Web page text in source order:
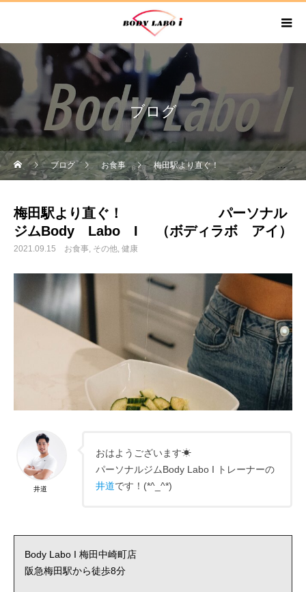
ブログ
ブログ お食事 梅田駅より直ぐ！ パーソナルジムBody Labo I （ボディラボ アイ）
梅田駅より直ぐ！ パーソナル
ジムBody Labo I （ボディラボ アイ）
2021.09.15 お食事 その他 健康
井道
おはようございます☀
パーソナルジムBody Labo I トレーナーの
井道です！(*^_^*)
Body Labo I 梅田中崎町店
阪急梅田駅から徒歩8分